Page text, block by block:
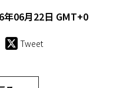
年06月22日 GMT+0
Tweet